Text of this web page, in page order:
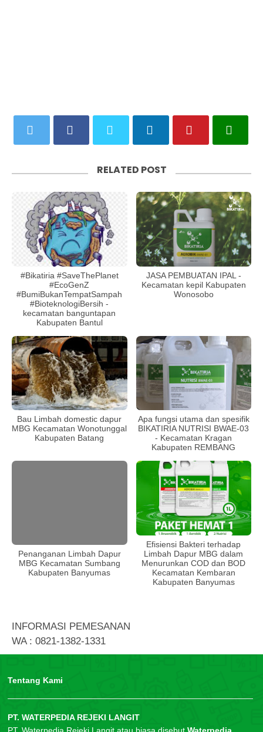
RELATED POST
#Bikatiria #SaveThePlanet
#EcoGenZ
#BumiBukanTempatSampah
#BioteknologiBersih -
kecamatan banguntapan
Kabupaten Bantul
JASA PEMBUATAN IPAL -
Kecamatan kepil Kabupaten
Wonosobo
Bau Limbah domestic dapur
MBG Kecamatan Wonotunggal
Kabupaten Batang
Apa fungsi utama dan spesifik
BIKATIRIA NUTRISI BWAE-03
- Kecamatan Kragan
Kabupaten REMBANG
Penanganan Limbah Dapur
MBG Kecamatan Sumbang
Kabupaten Banyumas
Efisiensi Bakteri terhadap
Limbah Dapur MBG dalam
Menurunkan COD dan BOD
Kecamatan Kembaran
Kabupaten Banyumas
INFORMASI PEMESANAN
WA : 0821-1382-1331
Tentang Kami
PT. WATERPEDIA REJEKI LANGIT
PT. Waterpedia Rejeki Langit atau biasa disebut Waterpedia